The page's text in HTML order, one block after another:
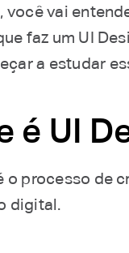
você vai
faz um UI
a estudar
é UI
o processo de
digital.